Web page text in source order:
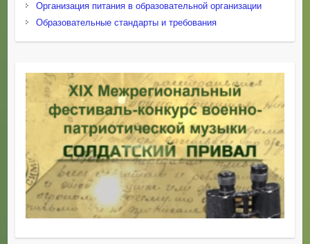
Организация питания в образовательной организации
Образовательные стандарты и требования